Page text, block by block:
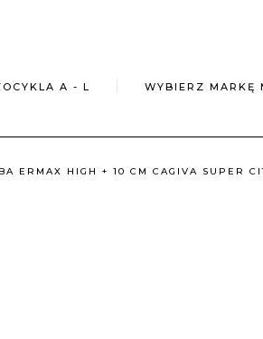
A - L WYBIERZ MARKĘ
ERMAX HIGH + 10 CM CAGIVA SUPER